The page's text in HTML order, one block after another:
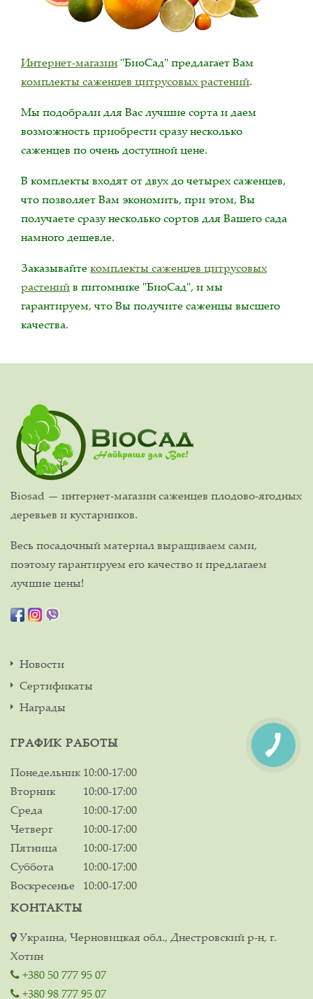
Интернет-магазин "БиоСад" предлагает Вам
комплекты саженцев цитрусовых растений.
Мы подобрали для Вас лучшие сорта и даем
возможность приобрести сразу несколько
саженцев по очень доступной цене.
В комплекты входят от двух до четырех саженцев,
что позволяет Вам экономить, при этом, Вы
получаете сразу несколько сортов для Вашего сада
намного дешевле.
Заказывайте комплекты саженцев цитрусовых
растенийв питомнике "БиоСад", и мы
гарантируем, что Вы получите саженцы высшего
качества.
Biosad — интернет-магазин саженцев плодово-ягодных
деревьев и кустарников.
Весь посадочный материал выращиваем сами,
поэтому гарантируем его качество и предлагаем
лучшие цены!
Новости
Сертификаты
Награды
ГРАФИК РАБОТЫ
Понедельник 10:00-17:00
Вторник
10:00-17:00
Среда
10:00-17:00
Четверг
10:00-17:00
Пятница
10:00-17:00
Суббота
10:00-17:00
Воскресенье
10:00-17:00
КОНТАКТЫ
Украина, Черновицкая обл., Днестровский р-н, г.
Хотин
+380 50 777 95 07
+380 98 777 95 07